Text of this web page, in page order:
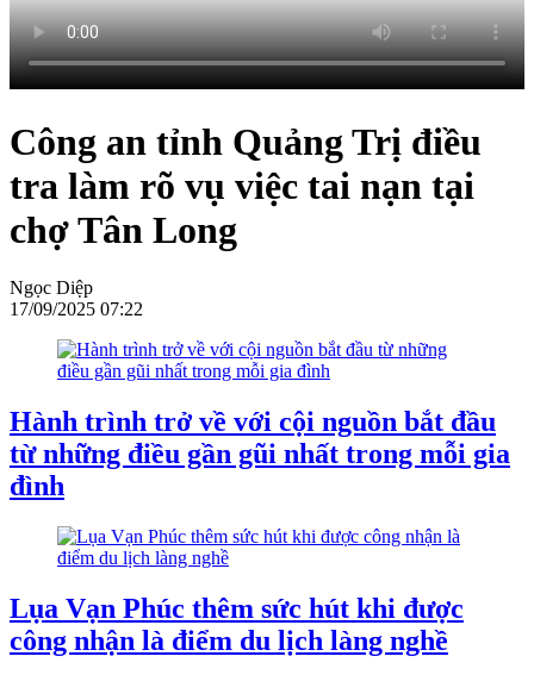
Công an tỉnh Quảng Trị điều
tra làm rõ vụ việc tai nạn tại
chợ Tân Long
Ngọc Diệp
17/09/2025 07:22
Hành trình trở về với cội nguồn bắt đầu
từ những điều gần gũi nhất trong mỗi gia
đình
Lụa Vạn Phúc thêm sức hút khi được
công nhận là điểm du lịch làng nghề